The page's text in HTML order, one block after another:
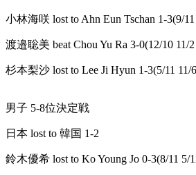
小林海咲 lost to Ahn Eun Tschan 1-3(9/11
渡邉聡美 beat Chou Yu Ra 3-0(12/10 11/
杉本梨沙 lost to Lee Ji Hyun 1-3(5/11 11/
男子 5-8位決定戦
日本 lost to 韓国 1-2
鈴木優希 lost to Ko Young Jo 0-3(8/11 5/